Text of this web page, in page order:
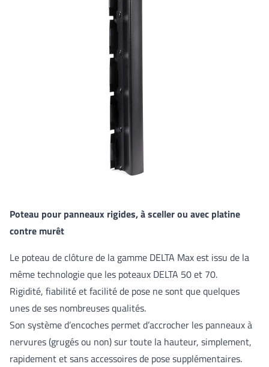
Poteau pour panneaux rigides, à sceller ou avec platine
contre murêt
Le poteau de clôture de la gamme DELTA Max est issu de la
même technologie que les poteaux DELTA 50 et 70.
Rigidité, fiabilité et facilité de pose ne sont que quelques
unes de ses nombreuses qualités.
Son système d’encoches permet d’accrocher les panneaux à
nervures (grugés ou non) sur toute la hauteur, simplement,
rapidement et sans accessoires de pose supplémentaires.